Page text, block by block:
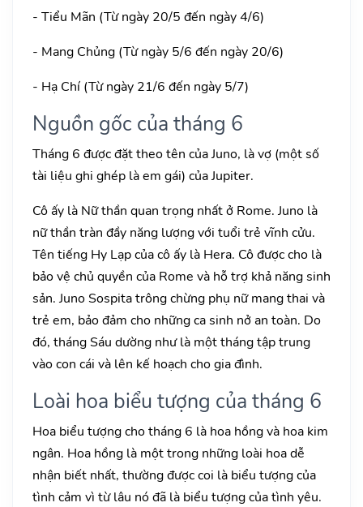
- Tiểu Mãn (Từ ngày 20/5 đến ngày 4/6)
- Mang Chủng (Từ ngày 5/6 đến ngày 20/6)
- Hạ Chí (Từ ngày 21/6 đến ngày 5/7)
Nguồn gốc của tháng 6
Tháng 6 được đặt theo tên của Juno, là vợ (một số
tài liệu ghi ghép là em gái) của Jupiter.
Cô ấy là Nữ thần quan trọng nhất ở Rome. Juno là
nữ thần tràn đầy năng lượng với tuổi trẻ vĩnh cửu.
Tên tiếng Hy Lạp của cô ấy là Hera. Cô được cho là
bảo vệ chủ quyền của Rome và hỗ trợ khả năng sinh
sản. Juno Sospita trông chừng phụ nữ mang thai và
trẻ em, bảo đảm cho những ca sinh nở an toàn. Do
đó, tháng Sáu dường như là một tháng tập trung
vào con cái và lên kế hoạch cho gia đình.
Loài hoa biểu tượng của tháng 6
Hoa biểu tượng cho tháng 6 là hoa hồng và hoa kim
ngân. Hoa hồng là một trong những loài hoa dễ
nhận biết nhất, thường được coi là biểu tượng của
tình cảm vì từ lâu nó đã là biểu tượng của tình yêu.